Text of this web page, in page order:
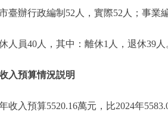
辦行政編制52人，實際52人；事業
員40人，其中：離休1人，退休39人
入預算情況説明
入預算5520.16萬元，比2024年